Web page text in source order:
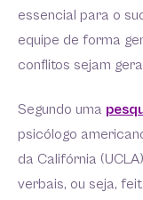
essencial para o
equipe de forma
conflitos sejam
Segundo uma
psicólogo
da Califórnia
verbais, ou seja,